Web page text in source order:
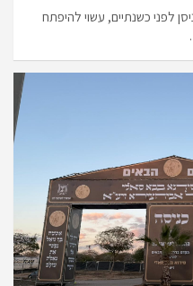
לפני כשנתיים, עשוי להיפתח